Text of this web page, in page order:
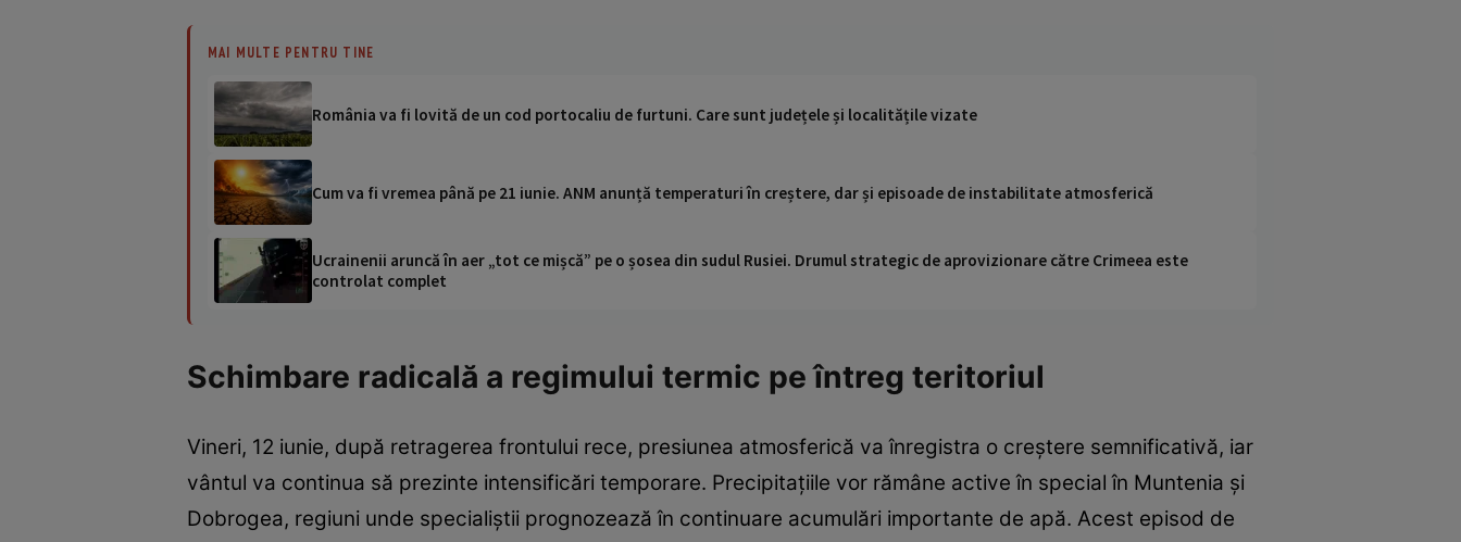
MAI MULTE PENTRU TINE
România va fi lovită de un cod portocaliu de furtuni. Care sunt județele și localitățile vizate
Cum va fi vremea până pe 21 iunie. ANM anunță temperaturi în creștere, dar și episoade de instabilitate atmosferică
Ucrainenii aruncă în aer „tot ce mișcă” pe o șosea din sudul Rusiei. Drumul strategic de aprovizionare către Crimeea este
controlat complet
Schimbare radicală a regimului termic pe întreg teritoriul
Vineri, 12 iunie, după retragerea frontului rece, presiunea atmosferică va înregistra o creștere semnificativă, iar
vântul va continua să prezinte intensificări temporare. Precipitațiile vor rămâne active în special în Muntenia și
Dobrogea, regiuni unde specialiștii prognozează în continuare acumulări importante de apă. Acest episod de